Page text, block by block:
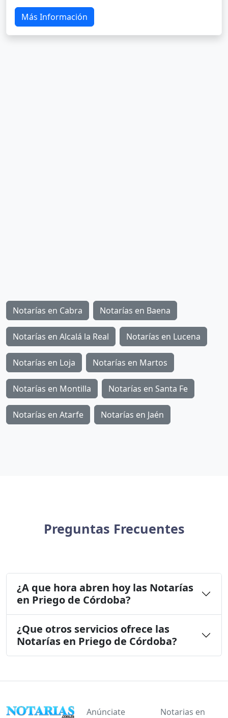
Más Información
Notarías en Cabra Notarías en Baena
Notarías en Alcalá la Real Notarías en Lucena
Notarías en Loja Notarías en Martos
Notarías en Montilla Notarías en Santa Fe
Notarías en Atarfe Notarías en Jaén
Preguntas Frecuentes
¿A que hora abren hoy las Notarías
en Priego de Córdoba?
¿Que otros servicios ofrece las
Notarías en Priego de Córdoba?
Anúnciate Notarias en